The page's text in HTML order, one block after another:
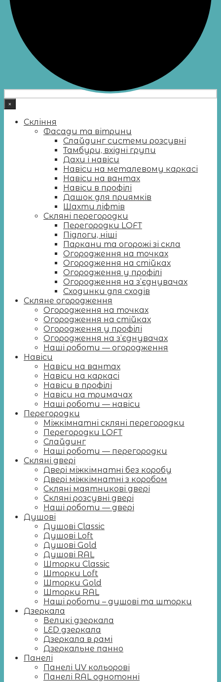
×
Скління
Фасади та вітрини
Слайдинг системи розсувні
Тамбури, вхідні групи
Дахи і навіси
Навіси на металевому каркасі
Навіси на вантах
Навіси в профілі
Дашок для приямків
Шахти ліфтів
Скляні перегородки
Перегородки LOFT
Підлоги, ніші
Паркани та огорожі зі скла
Огородження на точках
Огородження на стійках
Огородження у профілі
Огородження на з’єднувачах
Сходинки для сходів
Скляне огородження
Огородження на точках
Огородження на стійках
Огородження у профілі
Огородження на з’єднувачах
Наші роботи — огородження
Навіси
Навіси на вантах
Навіси на каркасі
Навіси в профілі
Навіси на тримачах
Наші роботи — навіси
Перегородки
Міжкімнатні скляні перегородки
Перегородки LOFT
Слайдинг
Наші роботи — перегородки
Скляні двері
Двері міжкімнатні без коробу
Двері міжкімнатні з коробом
Скляні маятникові двері
Скляні розсувні двері
Наші роботи — двері
Душові
Душові Classic
Душові Loft
Душові Gold
Душові RAL
Шторки Classic
Шторки Loft
Шторки Gold
Шторки RAL
Наші роботи – душові та шторки
Дзеркала
Великі дзеркала
LED дзеркала
Дзеркала в рамі
Дзеркальне панно
Панелі
Панелі UV кольорові
Панелі RAL однотонні